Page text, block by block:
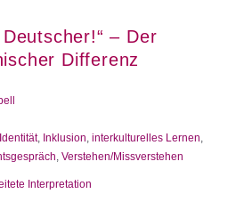
– Der
Differenz
Identität, Inklusion interkulturelles Lernen
Verstehen/Missverstehen
Interpretation